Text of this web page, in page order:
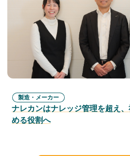
製造・メーカー
ナレカンはナレッジ管理を超え
める役割へ